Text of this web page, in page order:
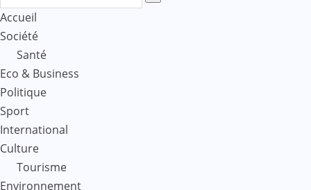
Accueil
Société
Santé
Eco & Business
Politique
Sport
International
Culture
Tourisme
Environnement